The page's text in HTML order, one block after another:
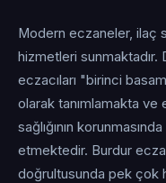
Modern eczaneler, ilaç
hizmetleri sunmaktadır.
eczacıları "birinci
olarak tanımlamakta
sağlığının
etmektedir. Burdur
doğrultusunda pek çok